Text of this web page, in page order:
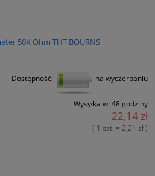
50K Ohm THT BOURNS
Dostępność: na wyczerpaniu
Wysyłka w: 48 godziny
22,14 zł
( 1 szt. = 2,21 zł )